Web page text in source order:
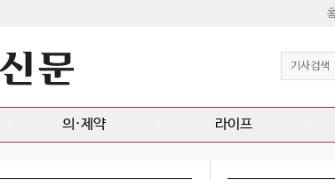
의·제약 라이프